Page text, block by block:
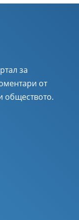
за
от
обществото.